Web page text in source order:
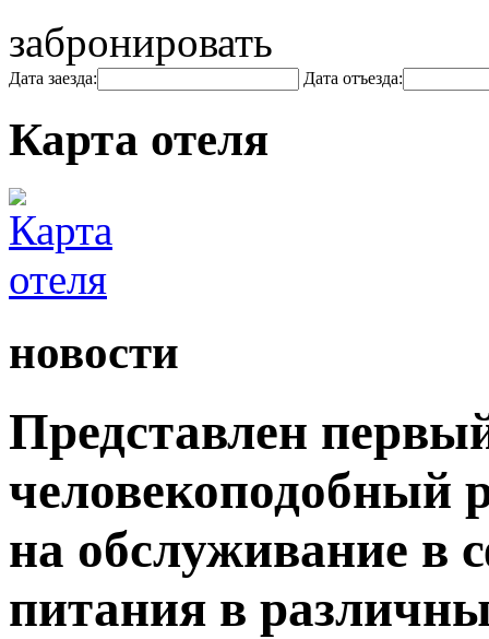
забронировать
Дата заезда: Дата отъезда:
Карта отеля
новости
Представлен
человекоподобный
на обслуживание в
питания в